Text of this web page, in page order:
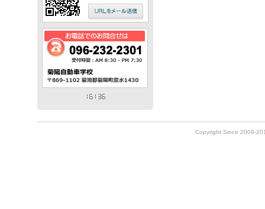
Copyright Since 2009-